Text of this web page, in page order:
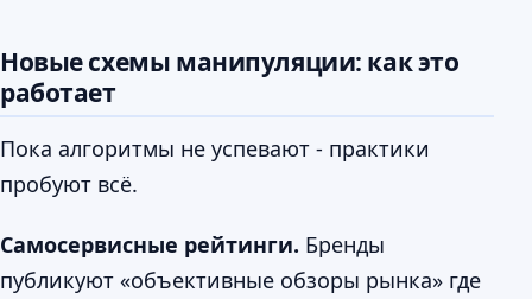
Новые схемы манипуляции: как это
работает
Пока алгоритмы не успевают - практики
пробуют всё.
Самосервисные рейтинги. Бренды
публикуют «объективные обзоры рынка» где